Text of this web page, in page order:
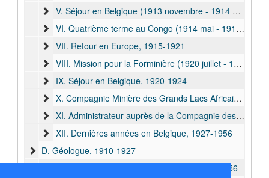
V. Séjour en Belgique (1913 novembre - 1914 avril), 1913-1914
VI. Quatrième terme au Congo (1914 mai - 1915 déc.), 1914-1916
VII. Retour en Europe, 1915-1921
VIII. Mission pour la Forminière (1920 juillet - 1922 juin), 1920-1922
IX. Séjour en Belgique, 1920-1924
X. Compagnie Minière des Grands Lacs Africains (1924 déc. - 1928 juin), 1924-1935
XI. Administrateur auprès de la Compagnie des Chemins de fer Katanga-Dilolo-Léopoldville, 1954
XII. Dernières années en Belgique, 1927-1956
D. Géologue, 1910-1927
E. Associations et institutions coloniales, 1928-1956